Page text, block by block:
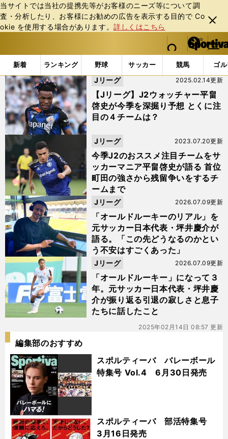
当サイトでは当社の提携先等がお客様のニーズ等について調
査・分析したり、お客様にお勧めの広告を表⽰する⽬的で Co
okie を使⽤する場合があります。詳しくはこちら
閉じ
る
web Sportiva (webスポルティーバ)
検索
マイペ
ー
ジ
メニュ
新着 ランキング 野球 サッカー 競馬 ゴ
b
ス
ポ
ル
テ
ィ
ー
バ
「#レノファ山口FC」の最新ニュース・ 情報
【Jリーグ】J2ウォッチャー平畠
啓史が今季を深掘り予想 とくに注
目の４チームは？
2025.02.14更新
Jリーグ
今季J2のおススメ注目チームをサ
ッカーマニア平畠啓史が語る 首位
町田の強さから残留争いをするチ
ームまで
2023.07.20更新
Jリーグ
「オールドルーキーのリアル」を
元サッカー日本代表・坪井慶介が
語る。「この先どうなるのかとい
う不安はすごくあった」
2026.07.09更新
Jリーグ
「オールドルーキー」になって３
年。元サッカー日本代表・坪井慶
介が振り返る引退の寂しさと息子
たちに話したこと
2026.07.09更新
Jリーグ
2025年02月14日 08:57 更新
編集部のおすすめ
スポルティーバ バレーボール
特集号 Vol.4 6月30日発売
スポルティーバ 部活特集号
3月16日発売